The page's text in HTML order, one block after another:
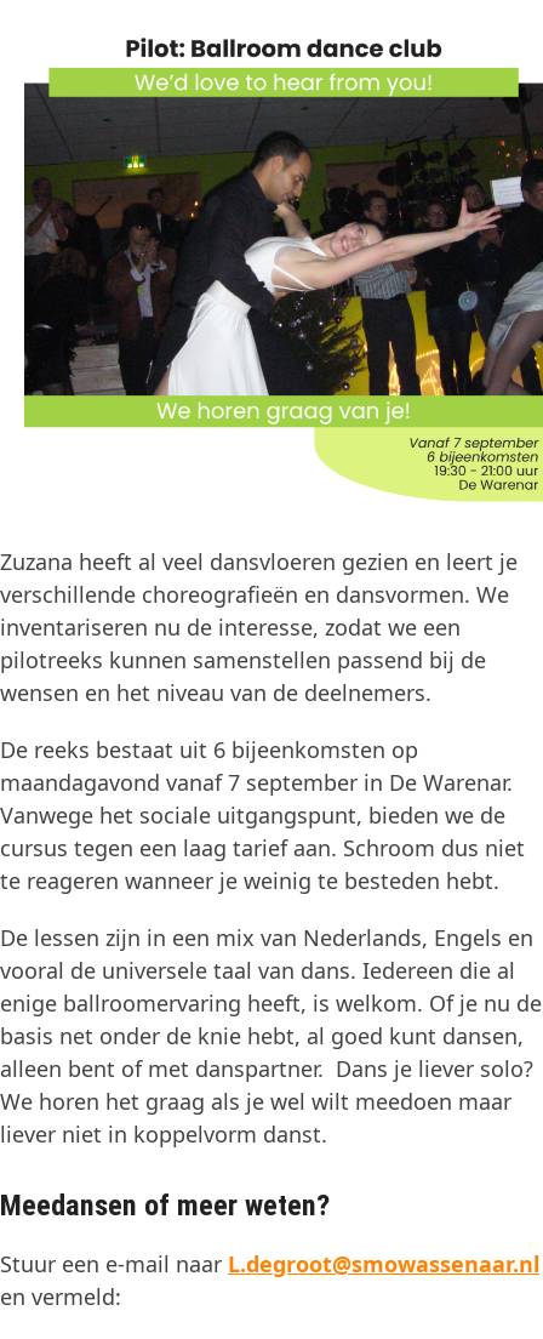
Zuzana heeft al veel dansvloeren gezien en leert je
verschillende choreografieën en dansvormen. We
inventariseren nu de interesse, zodat we een
pilotreeks kunnen samenstellen passend bij de
wensen en het niveau van de deelnemers.
De reeks bestaat uit 6 bijeenkomsten op
maandagavond vanaf 7 september in De Warenar.
Vanwege het sociale uitgangspunt, bieden we de
cursus tegen een laag tarief aan. Schroom dus niet
te reageren wanneer je weinig te besteden hebt.
De lessen zijn in een mix van Nederlands, Engels en
vooral de universele taal van dans. Iedereen die al
enige ballroomervaring heeft, is welkom. Of je nu de
basis net onder de knie hebt, al goed kunt dansen,
alleen bent of met danspartner. Dans je liever solo?
We horen het graag als je wel wilt meedoen maar
liever niet in koppelvorm danst.
Meedansen of meer weten?
Stuur een e-mail naar L.degroot@smowassenaar.nl
en vermeld: